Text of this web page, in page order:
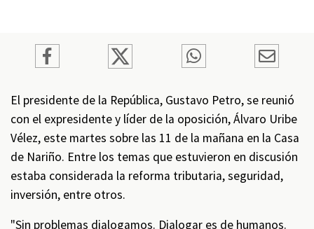
El presidente de la República, Gustavo Petro, se reunió
con el expresidente y líder de la oposición, Álvaro Uribe
Vélez, este martes sobre las 11 de la mañana en la Casa
de Nariño. Entre los temas que estuvieron en discusión
estaba considerada la reforma tributaria, seguridad,
inversión, entre otros.
"Sin problemas dialogamos. Dialogar es de humanos.